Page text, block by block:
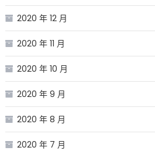
2020 年 12 月
2020 年 11 月
2020 年 10 月
2020 年 9 月
2020 年 8 月
2020 年 7 月